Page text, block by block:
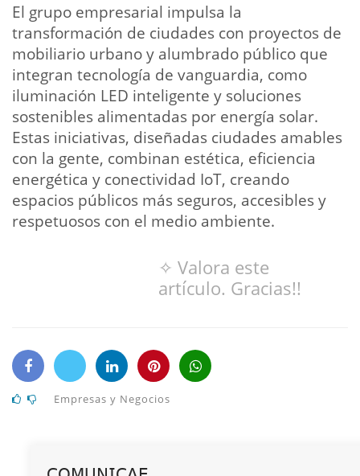
El grupo empresarial impulsa la
transformación de ciudades con proyectos de
mobiliario urbano y alumbrado público que
integran tecnología de vanguardia, como
iluminación LED inteligente y soluciones
sostenibles alimentadas por energía solar.
Estas iniciativas, diseñadas ciudades amables
con la gente, combinan estética, eficiencia
energética y conectividad IoT, creando
espacios públicos más seguros, accesibles y
respetuosos con el medio ambiente.
✧ Valora este
artículo. Gracias!!
Empresas y Negocios